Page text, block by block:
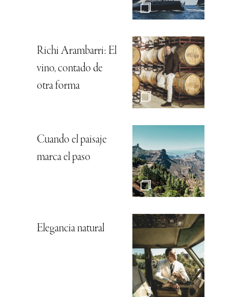
Richi Arambarri: El
vino, contado de
otra forma
Cuando el paisaje
marca el paso
Elegancia natural